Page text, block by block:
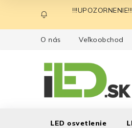
obsah
O nás Veľkoobchod
LED osvetlenie